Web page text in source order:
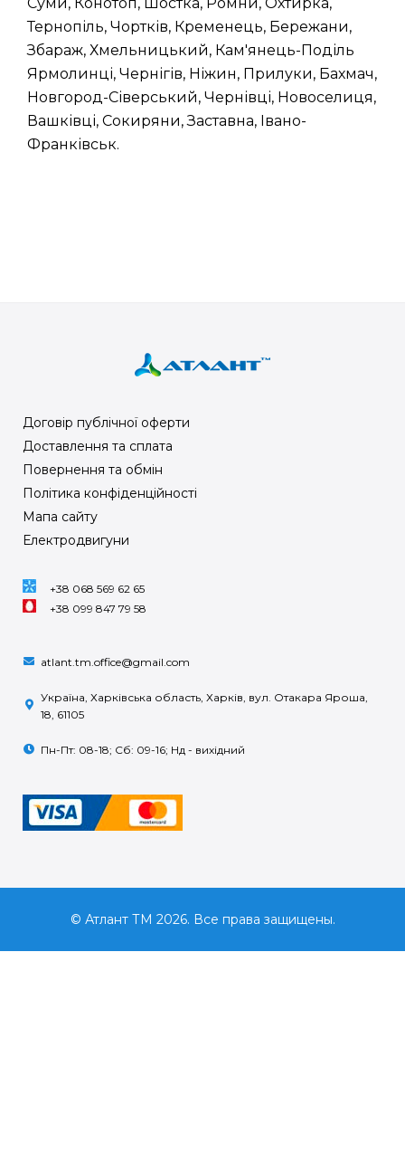
Тернопіль, Чортків, Кременець, Бережани,
Збараж, Хмельницький, Кам'янець-Поділь
Ярмолинці, Чернігів, Ніжин, Прилуки, Бахмач,
Новгород-Сіверський, Чернівці, Новоселиця,
Вашківці, Сокиряни, Заставна, Івано-
Франківськ.
Договір публічної оферти
Доставлення та сплата
Повернення та обмін
Політика конфіденційності
Мапа сайту
Електродвигуни
+38 068 569 62 65
+38 099 847 79 58
atlant.tm.office@gmail.com
Україна, Харківська область, Харків, вул. Отакара Яроша,
18, 61105
Пн-Пт: 08-18; Сб: 09-16; Нд - вихідний
© Атлант ТМ 2026. Все права защищены.